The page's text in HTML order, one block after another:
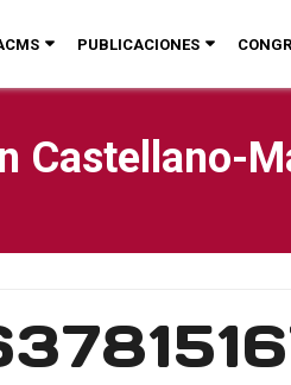
PUBLICACIONES
Castellano-